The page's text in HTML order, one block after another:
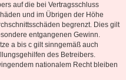
auf die bei Vertragsschluss
und im Übrigen der Höhe
begrenzt. Dies gilt
entgangenen Gewinn.
a bis c gilt sinngemäß auch
des Betreibers.
nationalem Recht bleiben